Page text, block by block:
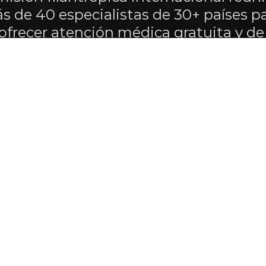
de 40 especialistas de 30+ países
atención médica gratuita y de